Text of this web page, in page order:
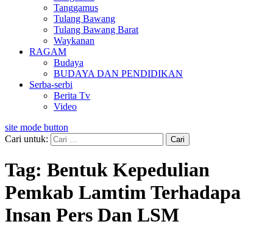
Tanggamus
Tulang Bawang
Tulang Bawang Barat
Waykanan
RAGAM
Budaya
BUDAYA DAN PENDIDIKAN
Serba-serbi
Berita Tv
Video
site mode button
Cari untuk:
Tag: Bentuk Kepedulian
Pemkab Lamtim Terhadapa
Insan Pers Dan LSM